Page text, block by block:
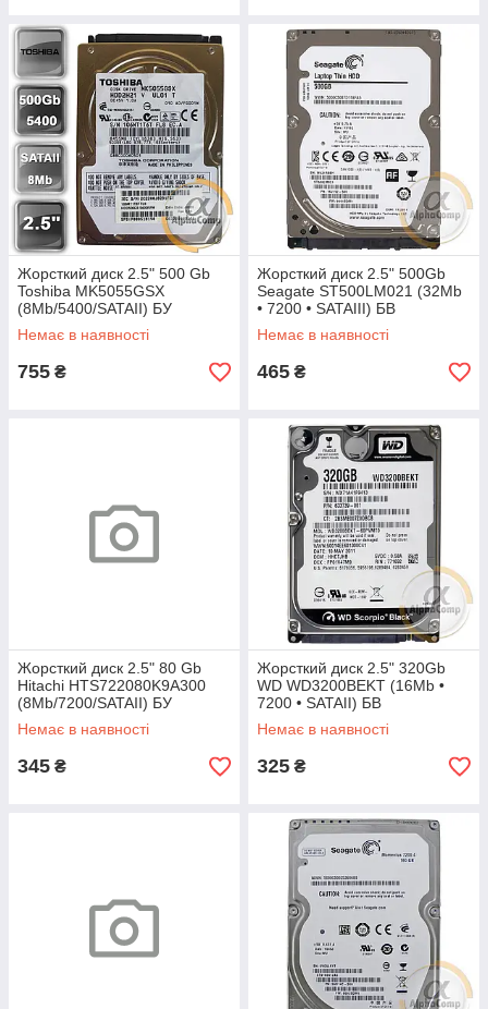
Жорсткий диск 2.5" 500 Gb
Toshiba MK5055GSX
(8Mb/5400/SATAII) БУ
Немає в наявності
755 ₴
Жорсткий диск 2.5" 500Gb
Seagate ST500LM021 (32Mb
• 7200 • SATAIII) БВ
Немає в наявності
465 ₴
Жорсткий диск 2.5" 80 Gb
Hitachi HTS722080K9A300
(8Mb/7200/SATAII) БУ
Немає в наявності
345 ₴
Жорсткий диск 2.5" 320Gb
WD WD3200BEKT (16Mb •
7200 • SATAII) БВ
Немає в наявності
325 ₴